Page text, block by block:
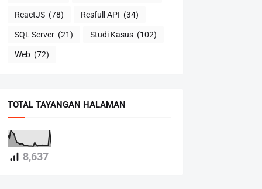
ReactJS (78) Resfull API (34)
SQL Server (21) Studi Kasus (102)
Web (72)
TOTAL TAYANGAN HALAMAN
8,637